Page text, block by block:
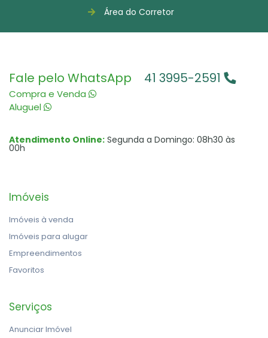
Área do Corretor
Fale pelo WhatsApp
Compra e Venda
Aluguel
41 3995-2591
Atendimento Online: Segunda a Domingo: 08h30 às
00h
Imóveis
Imóveis à venda
Imóveis para alugar
Empreendimentos
Favoritos
Serviços
Anunciar Imóvel